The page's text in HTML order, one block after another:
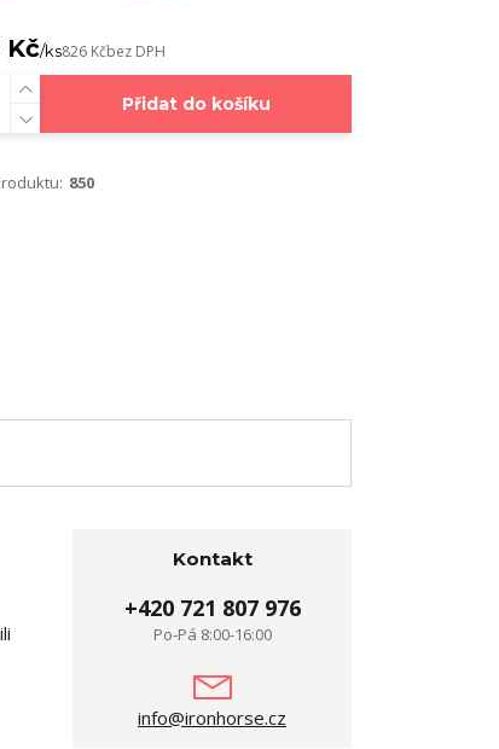
Kč/ks826 Kčbez DPH
Přidat do košíku
850
Kontakt
+420 721 807 976
Po-Pá 8:00-16:00
info@ironhorse.cz